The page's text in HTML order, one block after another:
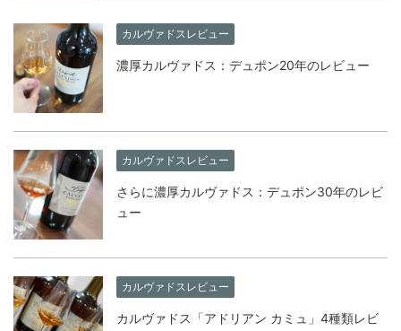
カルヴァドスレビュー
濃厚カルヴァドス：デュポン20年のレビュー
カルヴァドスレビュー
さらに濃厚カルヴァドス：デュポン30年のレビ
ュー
カルヴァドスレビュー
カルヴァドス「アドリアン カミュ」4種類レビ